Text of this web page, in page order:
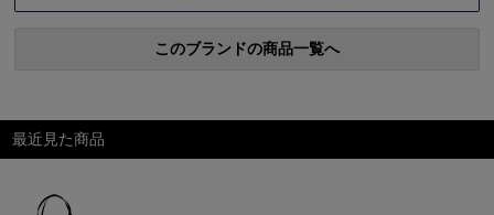
このブランドの商品一覧へ
最近見た商品